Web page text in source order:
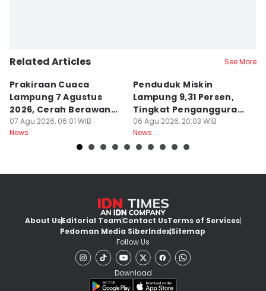
Related Articles See More
Prakiraan Cuaca
Lampung 7 Agustus
2026, Cerah Berawan
dan Hujan?
07 Agu 2026, 06:01 WIB
News
Penduduk Miskin
Lampung 9,31 Persen,
Tingkat Pengangguran
Terbuka Naik
06 Agu 2026, 20:03 WIB
News
About UsEditorial TeamContact UsTerms of Services
Pedoman Media SiberIndexSitemap
Follow Us
Download